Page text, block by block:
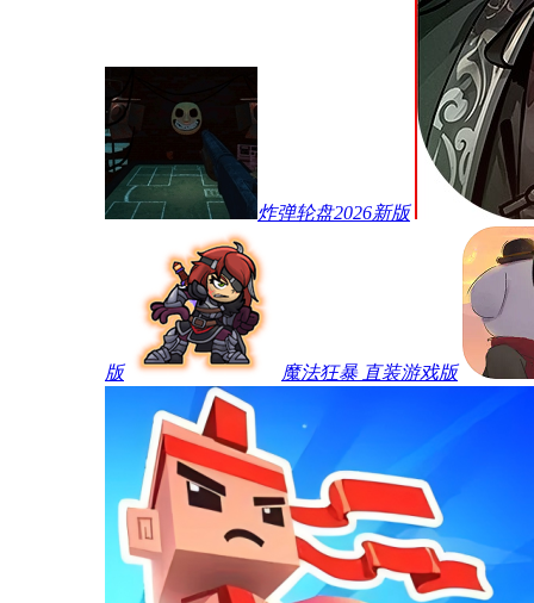
炸弹轮盘2026新版
版 魔法狂暴 直装游戏版